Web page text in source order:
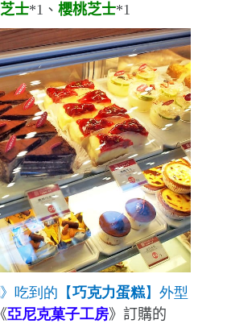
士*1 、 櫻桃芝士*1
》 吃到的【巧克力蛋糕】外型
亞尼克菓子工房》訂購的